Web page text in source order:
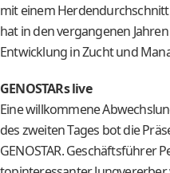
mit einem
hat in den vergangenen
Entwicklung in Zucht und
GENOSTARs live
Eine willkommene
des zweiten Tages bot die
GENOSTAR. Geschäftsführer